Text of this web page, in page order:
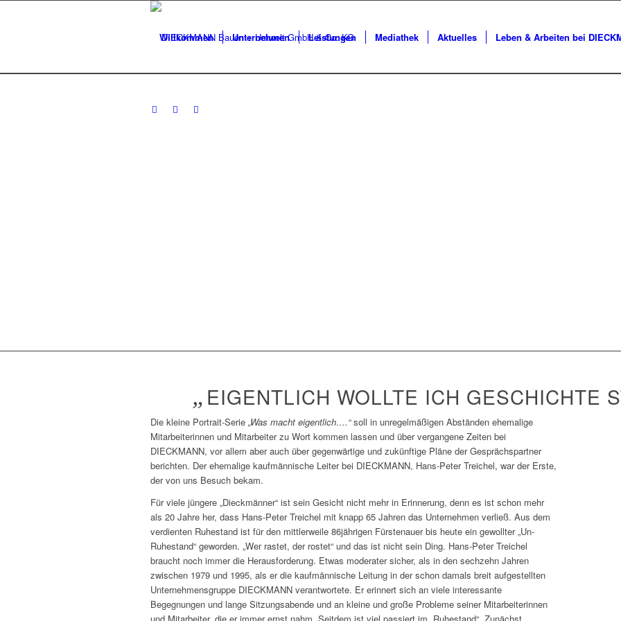
Willkommen Unternehmen Leistungen Mediathek Aktuelles Leben & Arbeiten bei
MENSCHEN UND
„ EIGENTLICH WOLLTE ICH GESCHICHTE
Die kleine Portrait-Serie „Was macht eigentlich….“soll in unregelmäßigen Abständen ehemalige
Mitarbeiterinnen und Mitarbeiter zu Wort kommen lassen und über vergangene Zeiten bei
DIECKMANN, vor allem aber auch über gegenwärtige und zukünftige Pläne der Gesprächspartner
berichten. Der ehemalige kaufmännische Leiter bei DIECKMANN, Hans-Peter Treichel, war der Erste,
der von uns Besuch bekam.
Für viele jüngere „Dieckmänner“ ist sein Gesicht nicht mehr in Erinnerung, denn es ist schon mehr
als 20 Jahre her, dass Hans-Peter Treichel mit knapp 65 Jahren das Unternehmen verließ. Aus dem
verdienten Ruhestand ist für den mittlerweile 86jährigen Fürstenauer bis heute ein gewollter „Un-
Ruhestand“ geworden. „Wer rastet, der rostet“ und das ist nicht sein Ding. Hans-Peter Treichel
braucht noch immer die Herausforderung. Etwas moderater sicher, als in den sechzehn Jahren
zwischen 1979 und 1995, als er die kaufmännische Leitung in der schon damals breit aufgestellten
Unternehmensgruppe DIECKMANN verantwortete. Er erinnert sich an viele interessante
Begegnungen und lange Sitzungsabende und an kleine und große Probleme seiner Mitarbeiterinnen